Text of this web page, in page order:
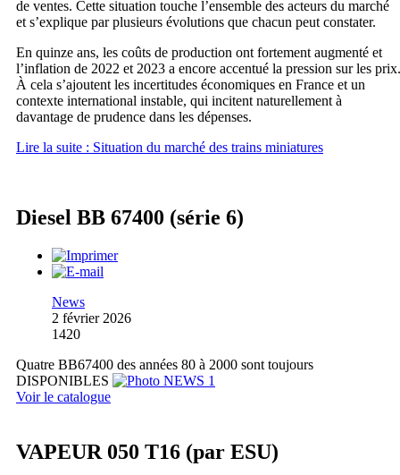
de ventes. Cette situation touche l’ensemble des acteurs du marché
et s’explique par plusieurs évolutions que chacun peut constater.
En quinze ans, les coûts de production ont fortement augmenté et
l’inflation de 2022 et 2023 a encore accentué la pression sur les prix.
À cela s’ajoutent les incertitudes économiques en France et un
contexte international instable, qui incitent naturellement à
davantage de prudence dans les dépenses.
Lire la suite : Situation du marché des trains miniatures
Diesel BB 67400 (série 6)
News
2 février 2026
1420
Quatre BB67400 des années 80 à 2000 sont toujours
DISPONIBLES
Voir le catalogue
VAPEUR 050 T16 (par ESU)